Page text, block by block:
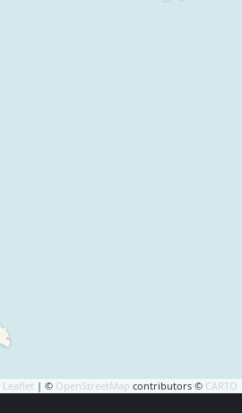
Leaflet | © OpenStreetMap contributors © CARTO